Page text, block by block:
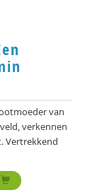
van
verkennen
Vertrekkend